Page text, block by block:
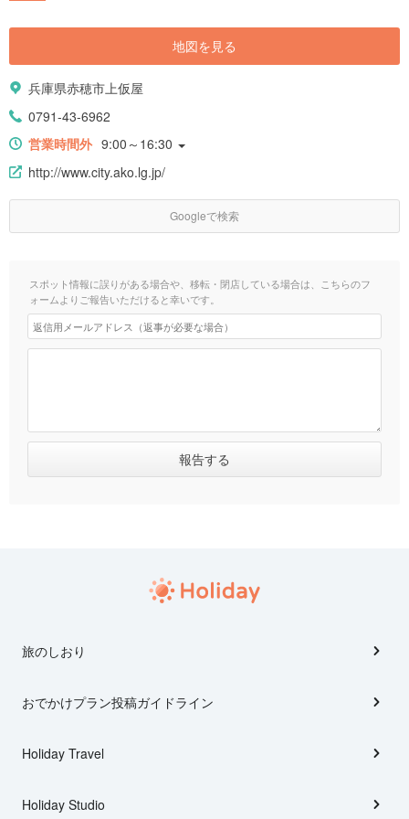
地図を見る
兵庫県赤穂市上仮屋
0791-43-6962
営業時間外 9:00～16:30
http://www.city.ako.lg.jp/
Googleで検索
スポット情報に誤りがある場合や、移転・閉店している場合は、こちらのフ
ォームよりご報告いただけると幸いです。
旅のしおり
おでかけプラン投稿ガイドライン
Holiday Travel
Holiday Studio